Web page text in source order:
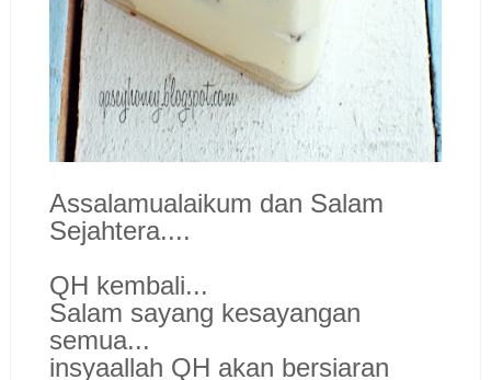
Assalamualaikum dan Salam
Sejahtera....
QH kembali...
Salam sayang kesayangan
semua...
insyaallah QH akan bersiaran